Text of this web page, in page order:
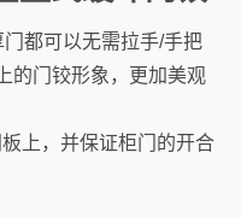
都可以无需拉手/手把
的门铰形象，更加美观
上，并保证柜门的开合